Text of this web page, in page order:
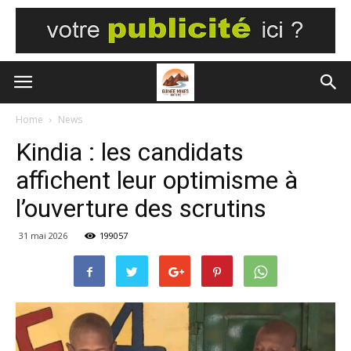
Home News
Kindia : les candidats
affichent leur optimisme à
l’ouverture des scrutins
31 mai 2026 199057